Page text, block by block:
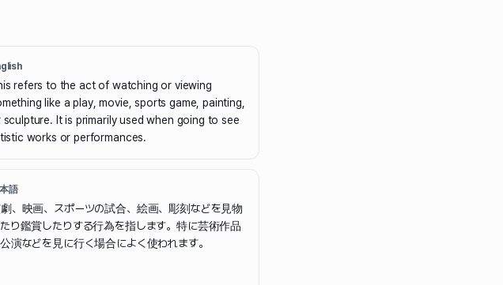
refers to the act of watching or viewing
like a play, movie, sports game, painting,
sculpture. It is primarily used when going to see
works or performances.
語
、映画、スポーツの試合、絵画、彫刻などを見物
り鑑賞したりする行為を指します。特に芸術作品
演などを見に行く場合によく使われます。